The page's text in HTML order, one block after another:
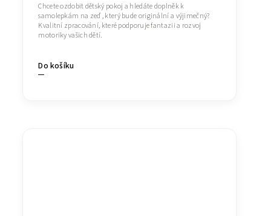
Do košíku
Chcete ozdobit dětský pokoj a hledáte doplněk k
samolepkám na zeď , který bude originální a výjimečný?
Kvalitní zpracování, které podporuje fantazii a rozvoj
motoriky vašich dětí.